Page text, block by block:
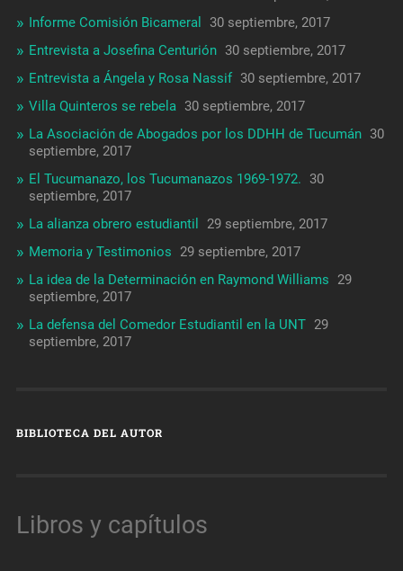
Informe Comisión Bicameral
30 septiembre, 2017
Entrevista a Josefina Centurión 30 septiembre, 2017
Entrevista a Ángela y Rosa Nassif 30 septiembre, 2017
Villa Quinteros se rebela 30 septiembre, 2017
La Asociación de Abogados por los DDHH de Tucumán 30
septiembre, 2017
El Tucumanazo, los Tucumanazos 1969-1972. 30
septiembre, 2017
La alianza obrero estudiantil
29 septiembre, 2017
Memoria y Testimonios
29 septiembre, 2017
La idea de la Determinación en Raymond Williams
29
septiembre, 2017
La defensa del Comedor Estudiantil en la UNT 29
septiembre, 2017
BIBLIOTECA DEL AUTOR
Libros y capítulos